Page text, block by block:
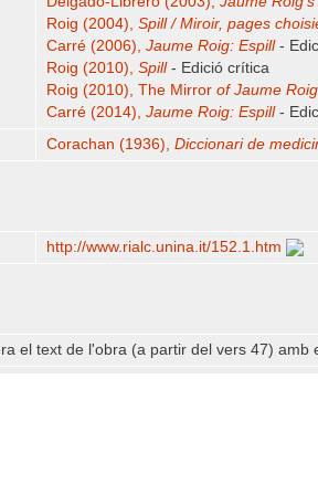
Roig (2004), Spill / Miroir, pages
Carré (2006), Jaume Roig: Espill-
Roig (2010), Spill- Edició crítica
Roig (2010), The Mirror of Jaume
Carré (2014), Jaume Roig: Espill-
Corachan (1936), Diccionari de
http:/​/​www.rialc.unina.it/​152.1.htm
el text de l'obra (a partir del vers 47) amb